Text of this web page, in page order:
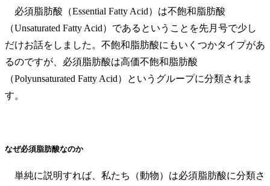
必須脂肪酸（Essential Fatty Acid）は不飽和脂肪酸
（Unsaturated Fatty Acid）であるということを先月号で少し
だけお話をしました。不飽和脂肪酸にもいくつかタイプがあ
るのですが、必須脂肪酸は高価不飽和脂肪酸
（Polyunsaturated Fatty Acid）というグループに分類されま
す。
なぜ必須脂肪酸なのか
単純に説明すれば、私たち（動物）は必須脂肪酸に分類さ